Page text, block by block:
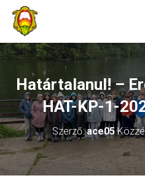
Határtalanul! –
HAT-KP-1-
Szerző:ace05